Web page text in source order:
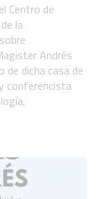
Centro de
la
Andrés
dicha casa de
conferencista